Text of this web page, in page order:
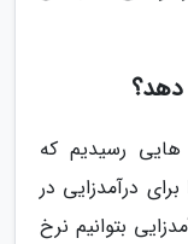
رسیدیم که
درآمدزایی در
بتوانیم نرخ